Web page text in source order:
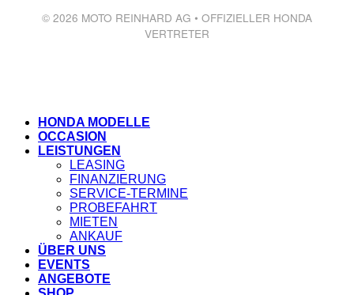
© 2026 MOTO REINHARD AG • OFFIZIELLER HONDA
VERTRETER
HONDA MODELLE
OCCASION
LEISTUNGEN
LEASING
FINANZIERUNG
SERVICE-TERMINE
PROBEFAHRT
MIETEN
ANKAUF
ÜBER UNS
EVENTS
ANGEBOTE